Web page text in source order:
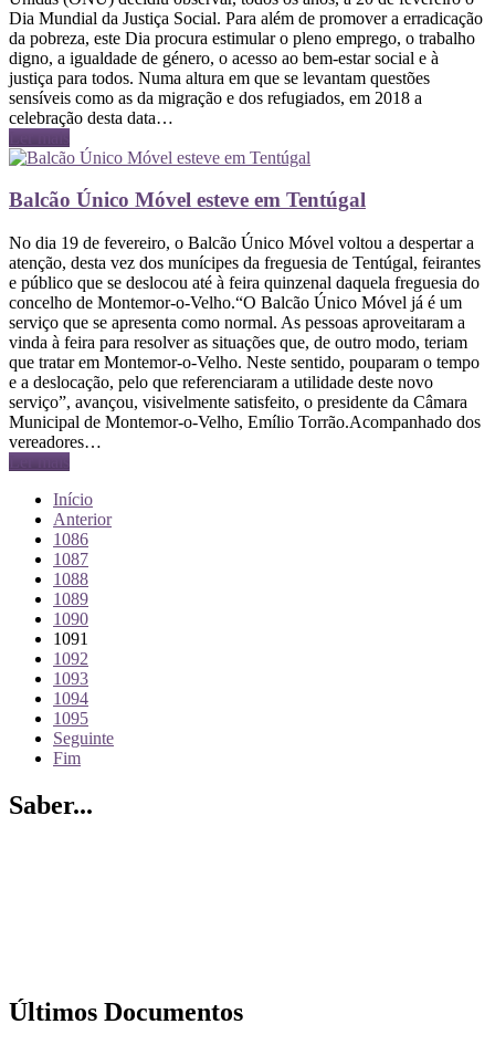
Dia Mundial da Justiça Social. Para além de promover a erradicação
da pobreza, este Dia procura estimular o pleno emprego, o trabalho
digno, a igualdade de género, o acesso ao bem-estar social e à
justiça para todos. Numa altura em que se levantam questões
sensíveis como as da migração e dos refugiados, em 2018 a
celebração desta data…
Ler mais
Balcão Único Móvel esteve em Tentúgal
No dia 19 de fevereiro, o Balcão Único Móvel voltou a despertar a
atenção, desta vez dos munícipes da freguesia de Tentúgal, feirantes
e público que se deslocou até à feira quinzenal daquela freguesia do
concelho de Montemor-o-Velho.“O Balcão Único Móvel já é um
serviço que se apresenta como normal. As pessoas aproveitaram a
vinda à feira para resolver as situações que, de outro modo, teriam
que tratar em Montemor-o-Velho. Neste sentido, pouparam o tempo
e a deslocação, pelo que referenciaram a utilidade deste novo
serviço”, avançou, visivelmente satisfeito, o presidente da Câmara
Municipal de Montemor-o-Velho, Emílio Torrão.Acompanhado dos
vereadores…
Ler mais
Início
Anterior
1086
1087
1088
1089
1090
1091
1092
1093
1094
1095
Seguinte
Fim
Saber...
Últimos Documentos